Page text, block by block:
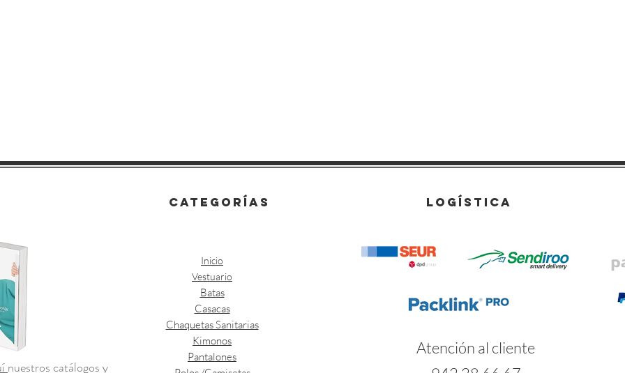
categorías
nuestros catálogos y
Inicio
Vestuario
Batas
Casacas
Chaquetas Sanitarias
Kimonos
Pantalones
LOGÍSTICA
Atención al cliente